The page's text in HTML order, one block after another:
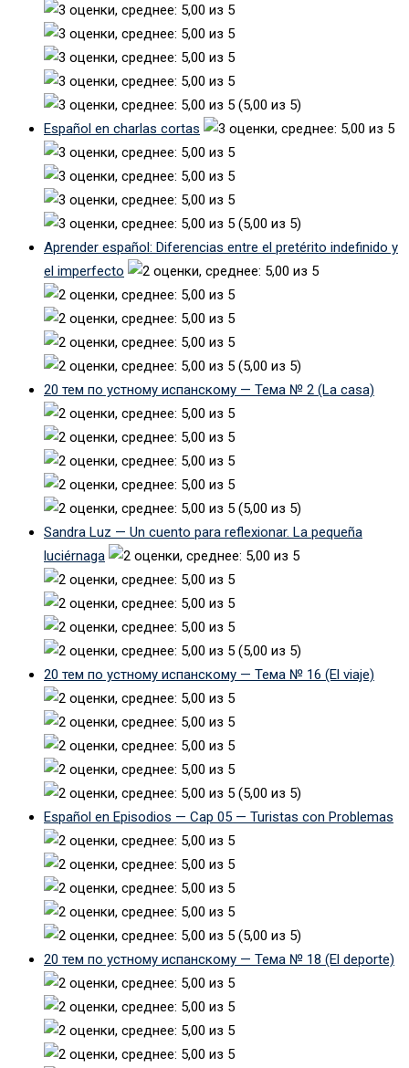
(5,00 из 5)
Español en charlas cortas
(5,00 из 5)
Aprender español: Diferencias entre el pretérito indefinido y
el imperfecto
(5,00 из 5)
20 тем по устному испанскому — Тема № 2 (La casa)
(5,00 из 5)
Sandra Luz — Un cuento para reflexionar. La pequeña
luciérnaga
(5,00 из 5)
20 тем по устному испанскому — Тема № 16 (El viaje)
(5,00 из 5)
Español en Episodios — Cap 05 — Turistas con Problemas
(5,00 из 5)
20 тем по устному испанскому — Тема № 18 (El deporte)